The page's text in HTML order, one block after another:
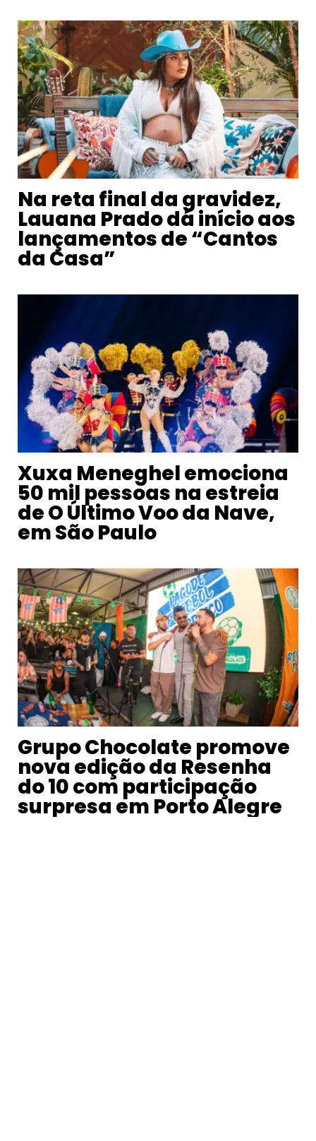
Na reta final da gravidez,
Lauana Prado dá início aos
lançamentos de “Cantos
da Casa”
Xuxa Meneghel emociona
50 mil pessoas na estreia
de O Último Voo da Nave,
em São Paulo
Grupo Chocolate promove
nova edição da Resenha
do 10 com participação
surpresa em Porto Alegre